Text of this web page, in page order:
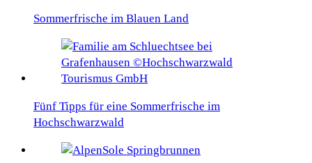
Sommerfrische im Blauen Land
Fünf Tipps für eine Sommerfrische im
Hochschwarzwald